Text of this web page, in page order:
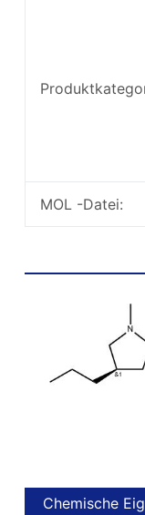
MOL -Datei:
Chemische